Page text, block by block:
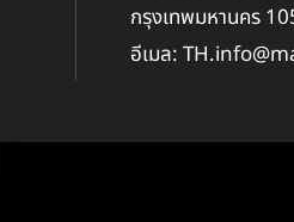
กรุงเทพมหานคร
อีเมล: